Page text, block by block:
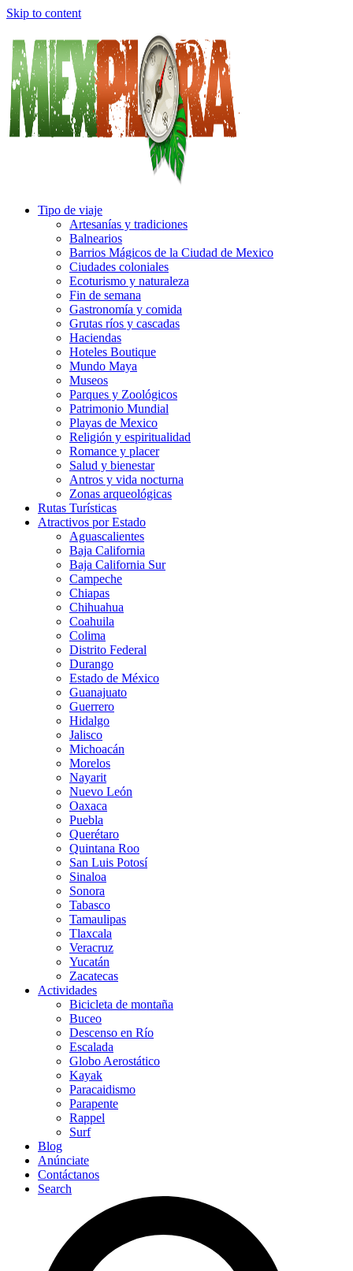
Skip to content
Tipo de viaje
Artesanías y tradiciones
Balnearios
Barrios Mágicos de la Ciudad de Mexico
Ciudades coloniales
Ecoturismo y naturaleza
Fin de semana
Gastronomía y comida
Grutas ríos y cascadas
Haciendas
Hoteles Boutique
Mundo Maya
Museos
Parques y Zoológicos
Patrimonio Mundial
Playas de Mexico
Religión y espiritualidad
Romance y placer
Salud y bienestar
Antros y vida nocturna
Zonas arqueológicas
Rutas Turísticas
Atractivos por Estado
Aguascalientes
Baja California
Baja California Sur
Campeche
Chiapas
Chihuahua
Coahuila
Colima
Distrito Federal
Durango
Estado de México
Guanajuato
Guerrero
Hidalgo
Jalisco
Michoacán
Morelos
Nayarit
Nuevo León
Oaxaca
Puebla
Querétaro
Quintana Roo
San Luis Potosí
Sinaloa
Sonora
Tabasco
Tamaulipas
Tlaxcala
Veracruz
Yucatán
Zacatecas
Actividades
Bicicleta de montaña
Buceo
Descenso en Río
Escalada
Globo Aerostático
Kayak
Paracaidismo
Parapente
Rappel
Surf
Blog
Anúnciate
Contáctanos
Search